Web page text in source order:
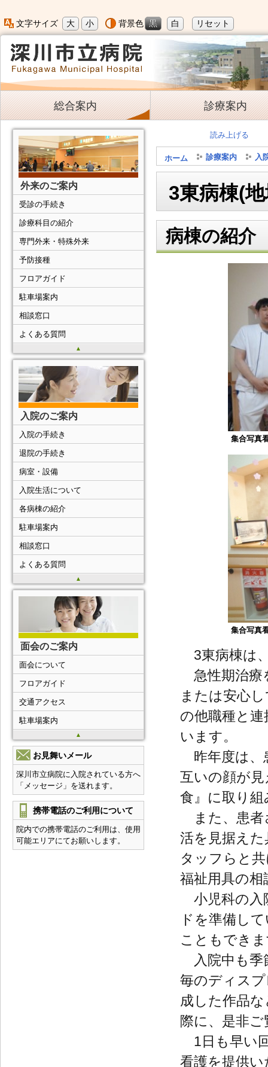
文字サイズ 大 小 背景色 黒 白 リセット
総合案内 診療案内
読み上げる
ホーム 診療案内 入
3東病棟(
病棟の紹介
集合写真
集合写真
3東病棟は
急性期治療
または安心
の他職種と
います。
昨年度は、
互いの顔が
食』に取り
また、患者
活を見据え
タッフらと
福祉用具の
小児科の入
ドを準備し
こともでき
入院中も季
毎のディス
成した作品
際に、是非
1日も早い
看護を提供
外来のご案内
▲
受診の手続き
診療科目の紹介
専門外来・特殊外来
予防接種
フロアガイド
駐車場案内
相談窓口
よくある質問
入院のご案内
▲
入院の手続き
退院の手続き
病室・設備
入院生活について
各病棟の紹介
駐車場案内
相談窓口
よくある質問
面会のご案内
▲
面会について
フロアガイド
交通アクセス
駐車場案内
お見舞いメール
深川市立病院に入院されている方へ
「メッセージ」を送れます。
携帯電話のご利用について
院内での携帯電話のご利用は、使用
可能エリアにてお願いします。